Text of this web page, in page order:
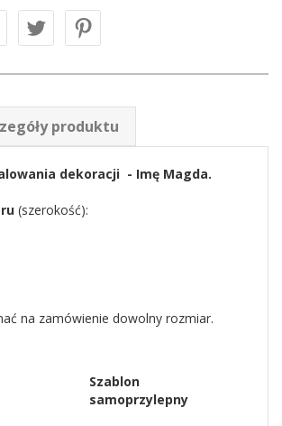
produktu
dekoracji - Imę Magda.
(szerokość):
na zamówienie dowolny rozmiar.
Szablon
samoprzylepny